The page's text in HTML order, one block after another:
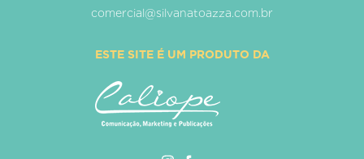
comercial@silvanatoazza.com.br
ESTE SITE É UM PRODUTO DA